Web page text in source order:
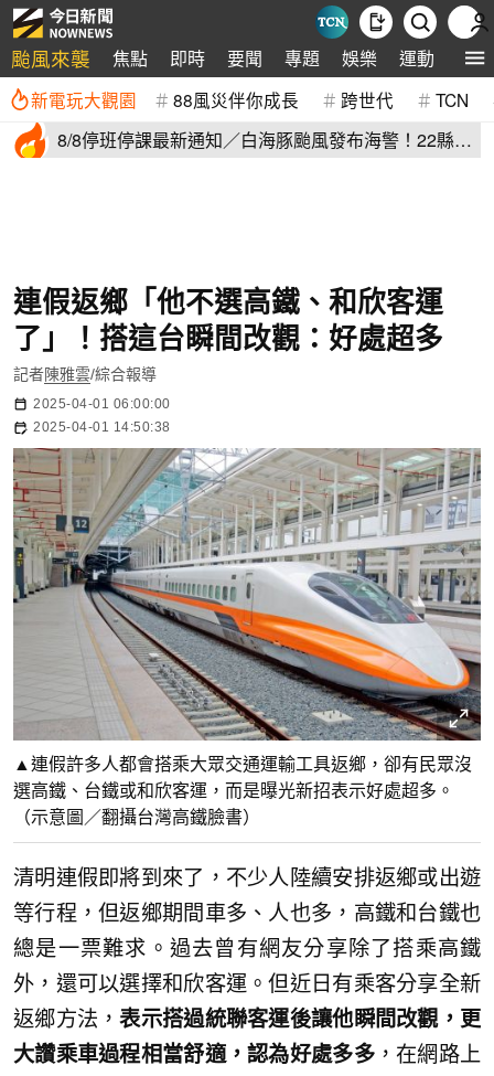
颱風來襲 焦點 即時 要聞 專題 娛樂 運動 全球
新電玩大觀園 88風災伴你成長 跨世代 TCN
8/8停班停課最新通知／白海豚颱風發布海警！22縣市
連假返鄉「他不選高鐵、和欣客運
了」！搭這台瞬間改觀：好處超多
記者陳雅雲/綜合報導
2025-04-01 06:00:00
2025-04-01 14:50:38
▲連假許多人都會搭乘大眾交通運輸工具返鄉，卻有民眾沒
選高鐵、台鐵或和欣客運，而是曝光新招表示好處超多。
（示意圖／翻攝台灣高鐵臉書）
清明連假即將到來了，不少人陸續安排返鄉或出遊
等行程，但返鄉期間車多、人也多，高鐵和台鐵也
總是一票難求。過去曾有網友分享除了搭乘高鐵
外，還可以選擇和欣客運。但近日有乘客分享全新
返鄉方法，表示搭過統聯客運後讓他瞬間改觀，更
大讚乘車過程相當舒適，認為好處多多，在網路上